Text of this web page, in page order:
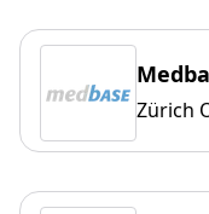
Zürich